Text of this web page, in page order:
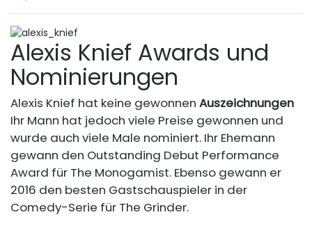
Alexis Knief Awards und
Nominierungen
Alexis Knief hat keine gewonnen Auszeichnungen
Ihr Mann hat jedoch viele Preise gewonnen und
wurde auch viele Male nominiert. Ihr Ehemann
gewann den Outstanding Debut Performance
Award für The Monogamist. Ebenso gewann er
2016 den besten Gastschauspieler in der
Comedy-Serie für The Grinder.